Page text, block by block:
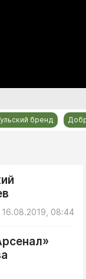
бренд
16.08.2019, 08:44